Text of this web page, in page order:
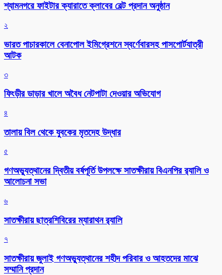
শ্যামনগরে ফাইটার ক্যারাতে ক্লাবের বেল্ট প্রদান অনুষ্ঠান
২
ভারত পাচারকালে বেনাপোল ইমিগ্রেশনে স্বর্ণেবারসহ পাসপোর্টযাত্রী
আটক
৩
ফিংড়ীর ডাড়ার খালে অবৈধ নেটপাটা দেওয়ার অভিযোগ
৪
তালায় বিল থেকে যুবকের মৃতদেহ উদ্ধার
৫
গণঅভ্যুত্থানের দ্বিতীয় বর্ষপূর্তি উপলক্ষে সাতক্ষীরায় বিএনপির র‌্যালি ও
আলোচনা সভা
৬
সাতক্ষীরায় ছাত্রশিবিরের ম্যারাথন র‌্যালি
৭
সাতক্ষীরায় জুলাই গণঅভ্যুত্থানের শহীদ পরিবার ও আহতদের মাঝে
সম্মানি প্রদান